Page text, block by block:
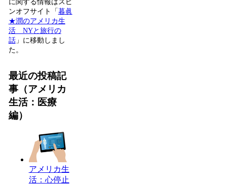
に関する情報はスピ
ンオフサイト「 暮眞
★潤のアメリカ生
活 NYと旅行の
話」に移動しまし
た。
最近の投稿記
事（アメリカ
生活：医療
編）
アメリカ生
活：心停止